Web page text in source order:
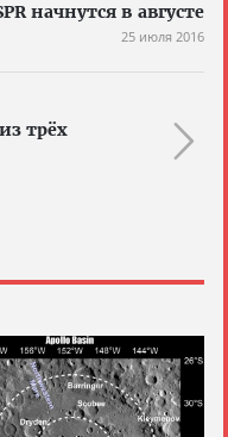
начнутся в августе
25 июля 2016
трёх